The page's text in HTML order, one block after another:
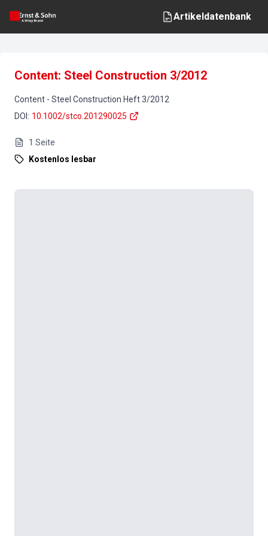
Artikeldatenbank
Content: Steel Construction 3/2012
Content - Steel Construction Heft3/2012
DOI : 10.1002/stco.201290025
1 Seite
Kostenlos lesbar